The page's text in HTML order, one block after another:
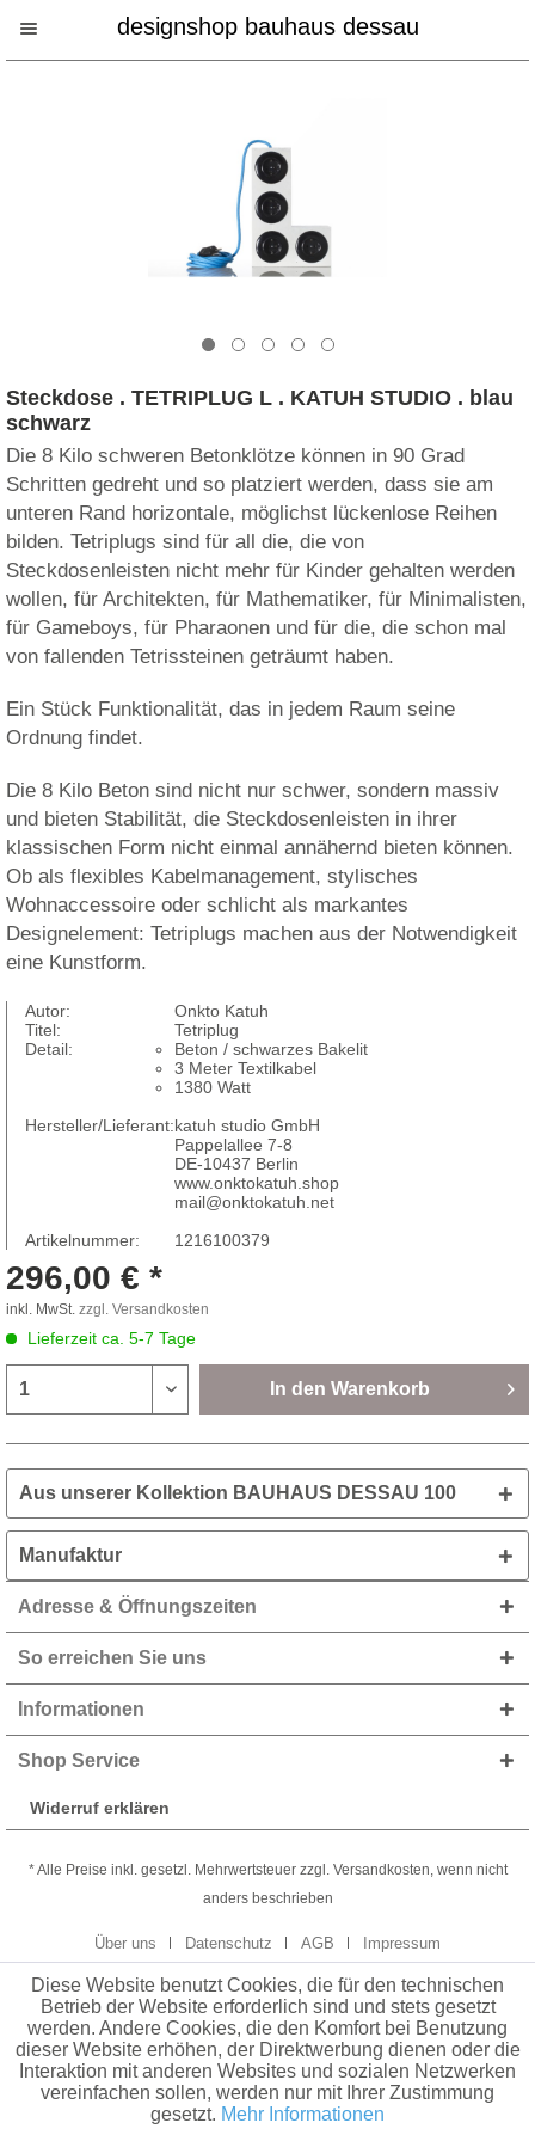
designshop bauhaus dessau
Steckdose . TETRIPLUG L . KATUH STUDIO . blau
schwarz
Die 8 Kilo schweren Betonklötze können in 90 Grad
Schritten gedreht und so platziert werden, dass sie am
unteren Rand horizontale, möglichst lückenlose Reihen
bilden. Tetriplugs sind für all die, die von
Steckdosenleisten nicht mehr für Kinder gehalten werden
wollen, für Architekten, für Mathematiker, für Minimalisten,
für Gameboys, für Pharaonen und für die, die schon mal
von fallenden Tetrissteinen geträumt haben.
Ein Stück Funktionalität, das in jedem Raum seine
Ordnung findet.
Die 8 Kilo Beton sind nicht nur schwer, sondern massiv 
und bieten Stabilität, die Steckdosenleisten in ihrer
klassischen Form nicht einmal annähernd bieten können.
Ob als flexibles Kabelmanagement, stylisches
Wohnaccessoire oder schlicht als markantes
Designelement: Tetriplugs machen aus der Notwendigkeit
eine Kunstform.
Autor:
Onkto Katuh
Titel:
Tetriplug
Detail:
Beton / schwarzes Bakelit
3 Meter Textilkabel
1380 Watt
Hersteller/Lieferant:katuh studio GmbH
Pappelallee 7-8
DE-10437 Berlin
www.onktokatuh.shop
mail@onktokatuh.net
Artikelnummer:
1216100379
296,00 € *
inkl. MwSt. zzgl. Versandkosten
Lieferzeit ca. 5-7 Tage
In den Warenkorb
Aus unserer Kollektion BAUHAUS DESSAU 100
Manufaktur
Adresse & Öffnungszeiten
So erreichen Sie uns
Informationen
Shop Service
Widerruf erklären
* Alle Preise inkl. gesetzl. Mehrwertsteuer zzgl. Versandkosten, wenn nicht
anders beschrieben
Über uns Datenschutz AGB Impressum
Diese Website benutzt Cookies, die für den technischen
Betrieb der Website erforderlich sind und stets gesetzt
werden. Andere Cookies, die den Komfort bei Benutzung
dieser Website erhöhen, der Direktwerbung dienen oder die
Interaktion mit anderen Websites und sozialen Netzwerken
vereinfachen sollen, werden nur mit Ihrer Zustimmung
gesetzt. Mehr Informationen